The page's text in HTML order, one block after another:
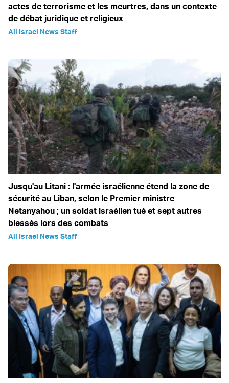
actes de terrorisme et les meurtres, dans un contexte
de débat juridique et religieux
All Israel News Staff
Jusqu'au Litani : l'armée israélienne étend la zone de
sécurité au Liban, selon le Premier ministre
Netanyahou ; un soldat israélien tué et sept autres
blessés lors des combats
All Israel News Staff